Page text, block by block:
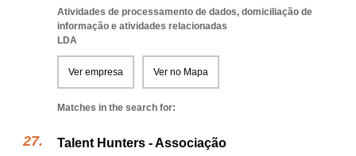
Atividades de processamento de dados, domiciliação de
informação e atividades relacionadas
LDA
Ver empresa Ver no Mapa
Matches in the search for:
Talent Hunters - Associação